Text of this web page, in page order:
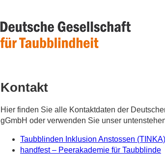
Kontakt
Hier finden Sie alle Kontaktdaten der
gGmbH oder verwenden Sie unser
Taubblinden Inklusion Anstossen (TINKA)
handfest – Peerakademie für Taubblinde